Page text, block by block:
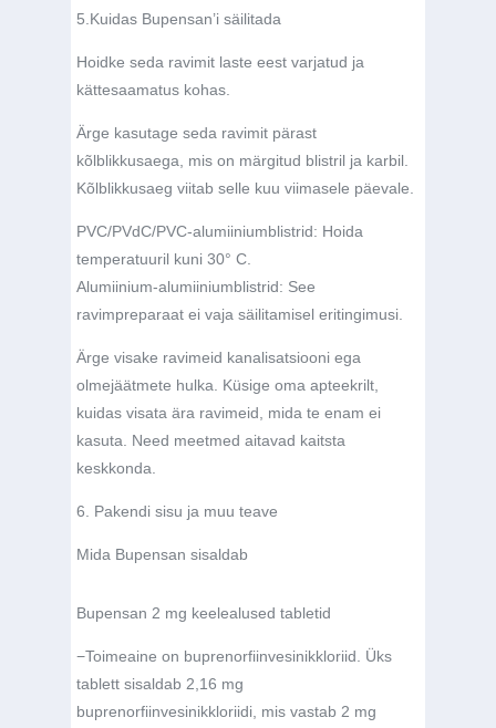
5. Kuidas Bupensan’i säilitada
Hoidke seda ravimit laste eest varjatud ja
kättesaamatus kohas.
Ärge kasutage seda ravimit pärast
kõlblikkusaega, mis on märgitud blistril ja karbil.
Kõlblikkusaeg viitab selle kuu viimasele päevale.
PVC/PVdC/PVC-alumiiniumblistrid: Hoida
temperatuuril kuni 30° C.
Alumiinium-alumiiniumblistrid: See
ravimpreparaat ei vaja säilitamisel eritingimusi.
Ärge visake ravimeid kanalisatsiooni ega
olmejäätmete hulka. Küsige oma apteekrilt,
kuidas visata ära ravimeid, mida te enam ei
kasuta. Need meetmed aitavad kaitsta
keskkonda.
6. Pakendi sisu ja muu teave
Mida Bupensan sisaldab
Bupensan 2 mg keelealused tabletid
−Toimeaine on buprenorfiinvesinikkloriid. Üks
tablett sisaldab 2,16 mg
buprenorfiinvesinikkloriidi, mis vastab 2 mg